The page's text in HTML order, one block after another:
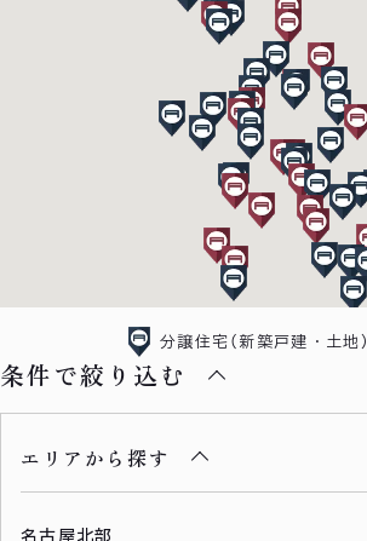
分譲住宅（新築戸建・土地）
条件で絞り込む
エリアから探す
名古屋北部